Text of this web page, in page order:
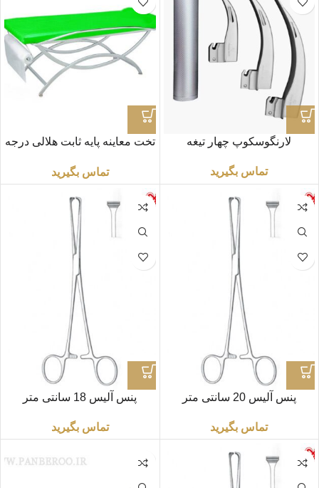
لارنگوسکوپ چهار تیغه
تماس بگیرید
تخت معاینه پایه ثابت هلالی درجه
تماس بگیرید
پنس آلیس 20 سانتی متر
تماس بگیرید
پنس آلیس 18 سانتی متر
تماس بگیرید